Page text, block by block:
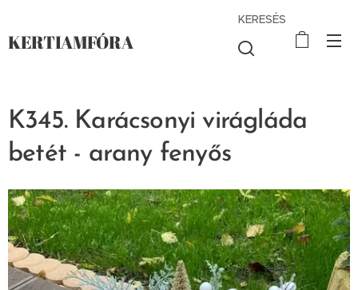
KERTIAMFÓRA
KERESÉS
K345. Karácsonyi virágláda
betét - arany fenyős